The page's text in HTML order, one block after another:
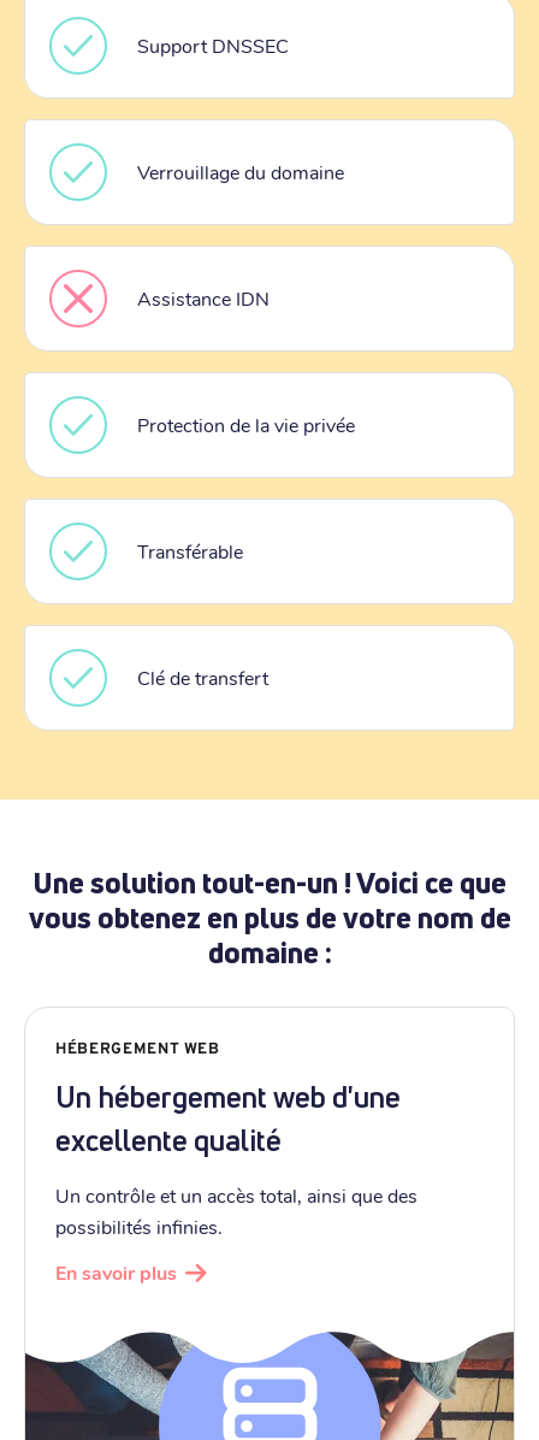
Support DNSSEC
Verrouillage du domaine
Assistance IDN
Protection de la vie privée
Transférable
Clé de transfert
Une solution tout-en-un ! Voici ce que
vous obtenez en plus de votre nom de
domaine :
HÉBERGEMENT WEB
Un hébergement web d'une
excellente qualité
Un contrôle et un accès total, ainsi que des
possibilités infinies.
En savoir plus